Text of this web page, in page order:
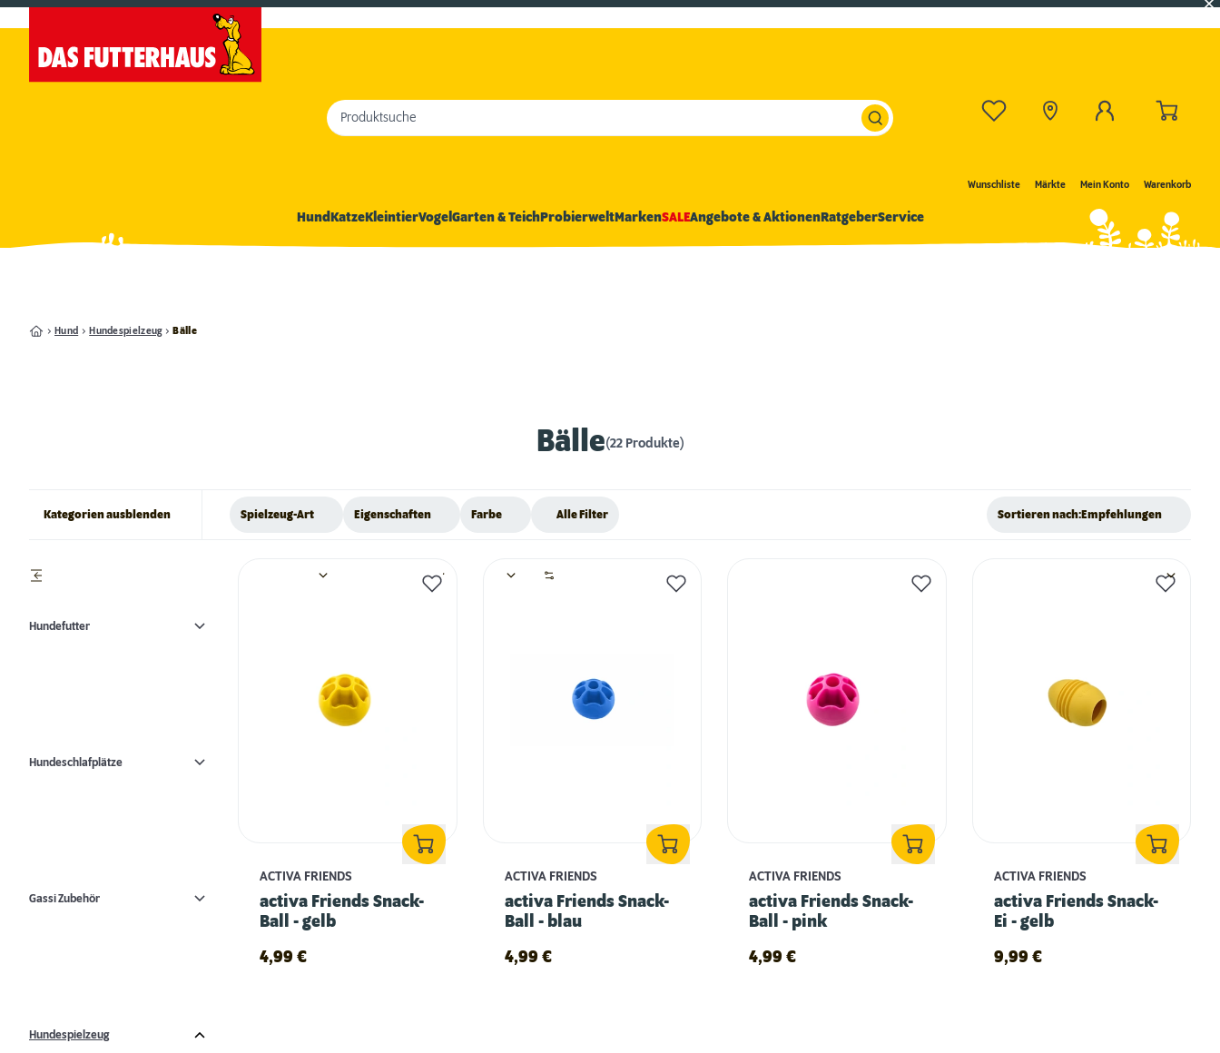
Wunschliste Märkte Mein Konto Warenkorb
Produktsuche
HundKatzeKleintierVogel Garten & TeichProbierweltMarkenSALEAngebote & AktionenRatgeberService
Hund Hundespielzeug Bälle
Bälle(22 Produkte)
Kategorien ausblenden Spielzeug-Art Eigenschaften Farbe Alle Filter Sortieren nach: Empfehlungen
Hundefutter
Hundeschlafplätze
Gassi Zubehör
Hundespielzeug
ACTIVA FRIENDS
activa Friends Snack-
Ball - gelb
4,99 €
ACTIVA FRIENDS
activa Friends Snack-
Ball - blau
4,99 €
ACTIVA FRIENDS
activa Friends Snack-
Ball - pink
4,99 €
ACTIVA FRIENDS
activa Friends Snack-
Ei - gelb
9,99 €